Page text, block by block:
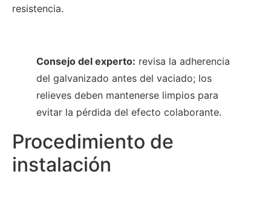
resistencia.
Consejo del experto: revisa la adherencia
del galvanizado antes del vaciado; los
relieves deben mantenerse limpios para
evitar la pérdida del efecto colaborante.
Procedimiento de
instalación